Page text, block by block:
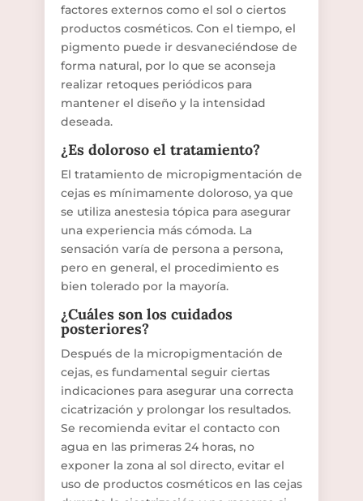
factores externos como el sol o ciertos
productos cosméticos. Con el tiempo, el
pigmento puede ir desvaneciéndose de
forma natural, por lo que se aconseja
realizar retoques periódicos para
mantener el diseño y la intensidad
deseada.
¿Es doloroso el tratamiento?
El tratamiento de micropigmentación de
cejas es mínimamente doloroso, ya que
se utiliza anestesia tópica para asegurar
una experiencia más cómoda. La
sensación varía de persona a persona,
pero en general, el procedimiento es
bien tolerado por la mayoría.
¿Cuáles son los cuidados
posteriores?
Después de la micropigmentación de
cejas, es fundamental seguir ciertas
indicaciones para asegurar una correcta
cicatrización y prolongar los resultados.
Se recomienda evitar el contacto con
agua en las primeras 24 horas, no
exponer la zona al sol directo, evitar el
uso de productos cosméticos en las cejas